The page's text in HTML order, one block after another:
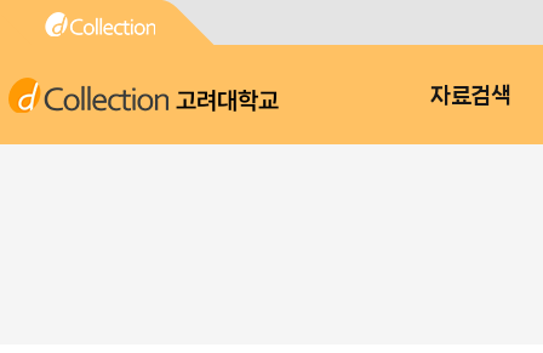
고려대학교 자료검색